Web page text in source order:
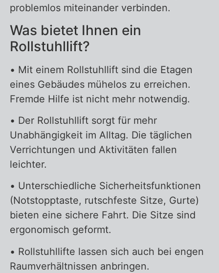
problemlos miteinander verbinden.
Was bietet Ihnen ein
Rollstuhllift?
• Mit einem Rollstuhllift sind die Etagen
eines Gebäudes mühelos zu erreichen.
Fremde Hilfe ist nicht mehr notwendig.
• Der Rollstuhllift sorgt für mehr
Unabhängigkeit im Alltag. Die täglichen
Verrichtungen und Aktivitäten fallen
leichter.
• Unterschiedliche Sicherheitsfunktionen
(Notstopptaste, rutschfeste Sitze, Gurte)
bieten eine sichere Fahrt. Die Sitze sind
ergonomisch geformt.
• Rollstuhllifte lassen sich auch bei engen
Raumverhältnissen anbringen.